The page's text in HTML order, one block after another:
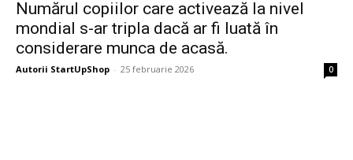
Numărul copiilor care activează la nivel
mondial s-ar tripla dacă ar fi luată în
considerare munca de acasă.
Autorii StartUpShop - 25 februarie 2026 0